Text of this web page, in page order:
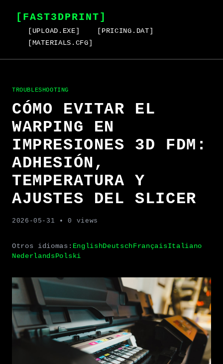
[FAST3DPRINT]
[UPLOAD.EXE]
[PRICING.DAT]
[MATERIALS.CFG]
TROUBLESHOOTING
CÓMO EVITAR EL
WARPING EN
IMPRESIONES 3D FDM:
ADHESIÓN,
TEMPERATURA Y
AJUSTES DEL SLICER
2026-05-31 • 0 views
Otros idiomas: EnglishDeutschFrançaisItaliano
NederlandsPolski